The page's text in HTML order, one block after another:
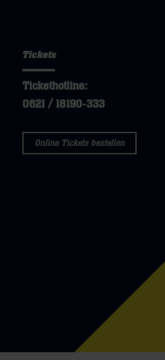
Tickets
Tickethotline:
0621 / 18190-333
Online Tickets bestellen